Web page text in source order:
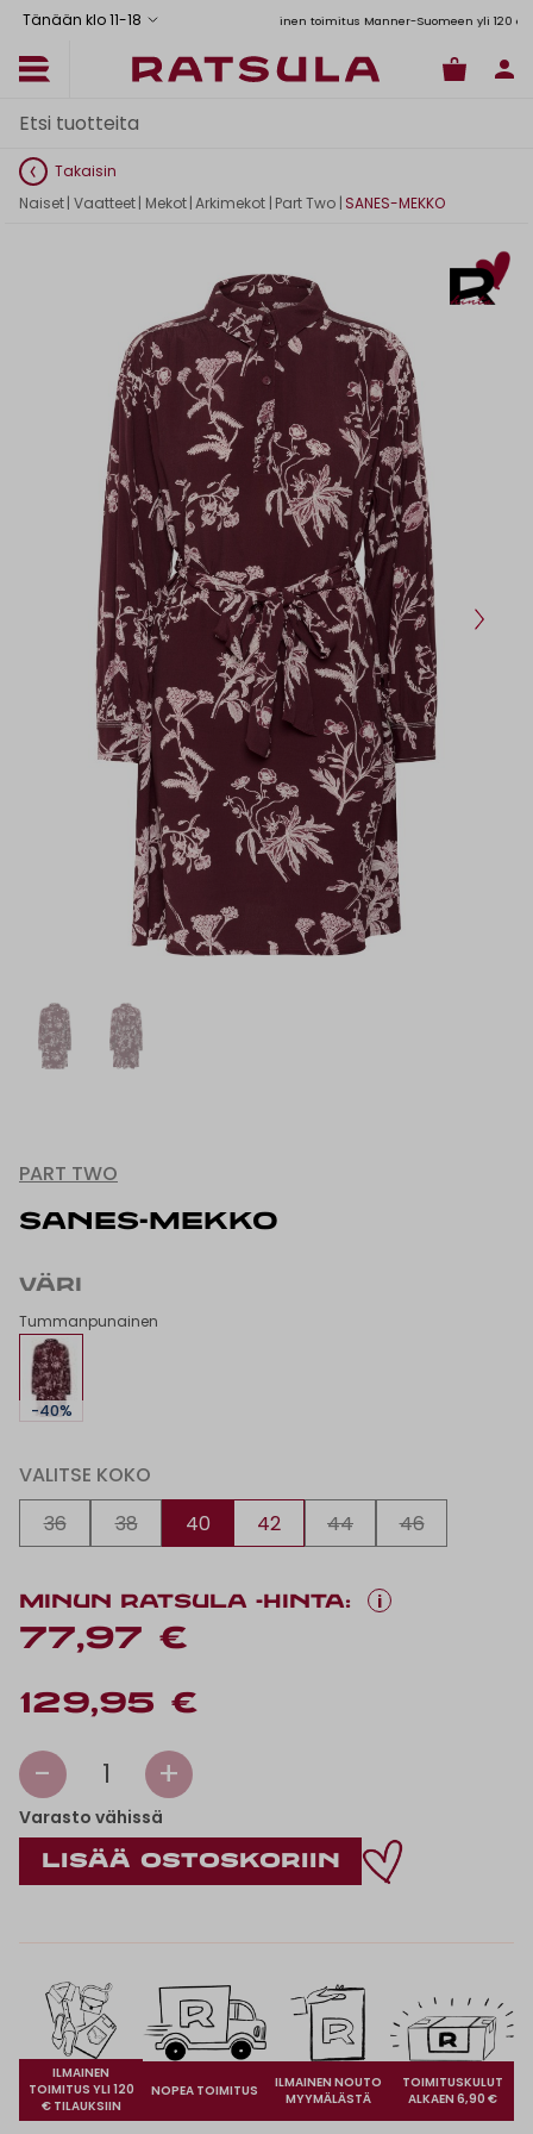
Tänään klo 11-18
Toimituskulut alk. 6,90€Ilmainen toimitus Manner-Suomeen yli 120 euron
Takaisin
Naiset| Vaatteet| Mekot |Arkimekot | Part Two | SANES-MEKKO
PART TWO
SANES-MEKKO
VÄRI
Tummanpunainen
-40%
VALITSE KOKO
36
38 40 42 44 46
MINUN RATSULA -HINTA: i
77,97 €
129,95 €
- 1 +
Varasto vähissä
ILMAINEN
TOIMITUS YLI 120
€ TILAUKSIIN
NOPEA TOIMITUS
ILMAINEN NOUTO
MYYMÄLÄSTÄ
TOIMITUSKULUT
ALKAEN 6,90 €